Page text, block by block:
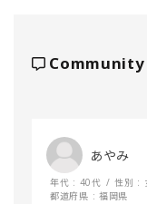
Community
あやみ
年代 : 40代 性別 :
都道府県 : 福岡県